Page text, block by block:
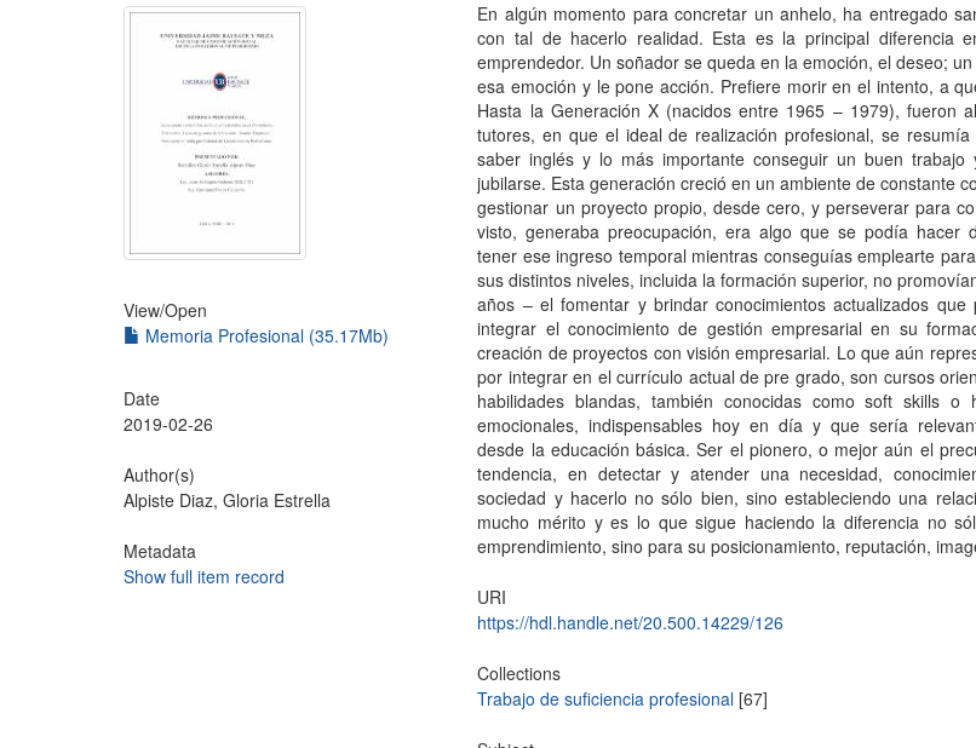
View/Open
Memoria Profesional (35.17Mb)
Date
2019-02-26
Author(s)
Alpiste Diaz, Gloria Estrella
Metadata
Show full item record
En algún momento para concretar un anhelo, ha entregado
con tal de hacerlo realidad. Esta es la principal diferencia
emprendedor. Un soñador se queda en la emoción, el deseo;
esa emoción y le pone acción. Prefiere morir en el intento, a
Hasta la Generación X (nacidos entre 1965 – 1979), fueron
tutores, en que el ideal de realización profesional, se
saber inglés y lo más importante conseguir un buen trabajo
jubilarse. Esta generación creció en un ambiente de constante
gestionar un proyecto propio, desde cero, y perseverar para
visto, generaba preocupación, era algo que se podía hacer
tener ese ingreso temporal mientras conseguías emplearte
sus distintos niveles, incluida la formación superior, no
años – el fomentar y brindar conocimientos actualizados que
integrar el conocimiento de gestión empresarial en su
creación de proyectos con visión empresarial. Lo que aún
por integrar en el currículo actual de pre grado, son cursos
habilidades blandas, también conocidas como soft skills o
emocionales, indispensables hoy en día y que sería
desde la educación básica. Ser el pionero, o mejor aún el
tendencia, en detectar y atender una necesidad,
sociedad y hacerlo no sólo bien, sino estableciendo una
mucho mérito y es lo que sigue haciendo la diferencia no
emprendimiento, sino para su posicionamiento, reputación,
URI
https://hdl.handle.net/20.500.14229/126
Collections
Trabajo de suficiencia profesional [67]